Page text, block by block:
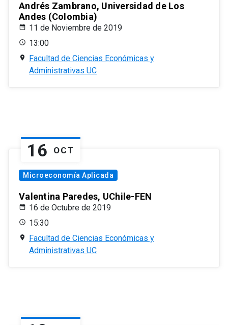
Andrés Zambrano, Universidad de Los
Andes (Colombia)
11 de Noviembre de 2019
13:00
Facultad de Ciencias Económicas y
Administrativas UC
16 OCT
Microeconomía Aplicada
Valentina Paredes, UChile-FEN
16 de Octubre de 2019
15:30
Facultad de Ciencias Económicas y
Administrativas UC